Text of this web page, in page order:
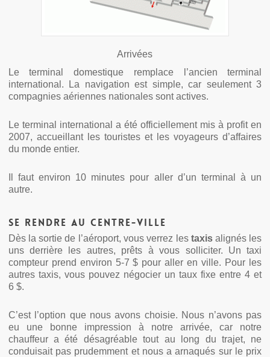
Arrivées
Le terminal domestique remplace l’ancien terminal
international. La navigation est simple, car seulement 3
compagnies aériennes nationales sont actives.
Le terminal international a été officiellement mis à profit en
2007, accueillant les touristes et les voyageurs d’affaires
du monde entier.
Il faut environ 10 minutes pour aller d’un terminal à un
autre.
Se rendre au centre-ville
Dès la sortie de l’aéroport, vous verrez les taxisalignés les
uns derrière les autres, prêts à vous solliciter. Un taxi
compteur prend environ 5-7 $ pour aller en ville. Pour les
autres taxis, vous pouvez négocier un taux fixe entre 4 et
6 $.
C’est l’option que nous avons choisie. Nous n’avons pas
eu une bonne impression à notre arrivée, car notre
chauffeur a été désagréable tout au long du trajet, ne
conduisait pas prudemment et nous a arnaqués sur le prix